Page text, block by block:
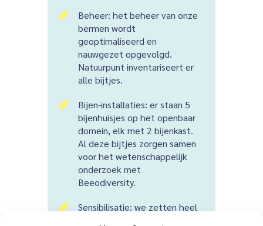
5
Beheer: het beheer van onze
bermen wordt
geoptimaliseerd en
nauwgezet opgevolgd.
Natuurpunt inventariseert er
alle bijtjes.
5
Bijen-installaties: er staan 5
bijenhuisjes op het openbaar
domein, elk met 2 bijenkast.
Al deze bijtjes zorgen samen
voor het wetenschappelijk
onderzoek met
Beeodiversity.
5
Sensibilisatie: we zetten heel